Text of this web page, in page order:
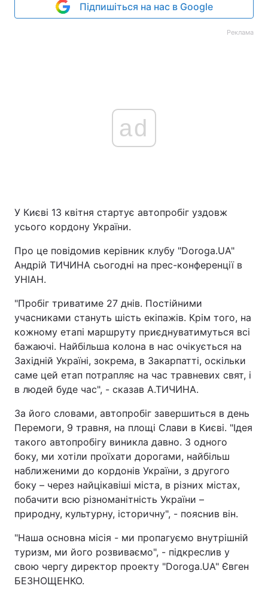
Підпишіться на нас в Google
Реклама
ad
У Києві 13 квітня стартує автопробіг уздовж
усього кордону України.
Про це повідомив керівник клубу "Doroga.UA"
Андрій ТИЧИНА сьогодні на прес-конференції в
УНІАН.
"Пробіг триватиме 27 днів. Постійними
учасниками стануть шість екіпажів. Крім того, на
кожному етапі маршруту приєднуватимуться всі
бажаючі. Найбільша колона в нас очікується на
Західній Україні, зокрема, в Закарпатті, оскільки
саме цей етап потрапляє на час травневих свят, і
в людей буде час", - сказав А.ТИЧИНА.
За його словами, автопробіг завершиться в день
Перемоги, 9 травня, на площі Слави в Києві. "Ідея
такого автопробігу виникла давно. З одного
боку, ми хотіли проїхати дорогами, найбільш
наближеними до кордонів України, з другого
боку – через найцікавіші міста, в різних містах,
побачити всю різноманітність України –
природну, культурну, історичну", - пояснив він.
"Наша основна місія - ми пропагуємо внутрішній
туризм, ми його розвиваємо", - підкреслив у
свою чергу директор проекту "Doroga.UA" Євген
БЕЗНОЩЕНКО.